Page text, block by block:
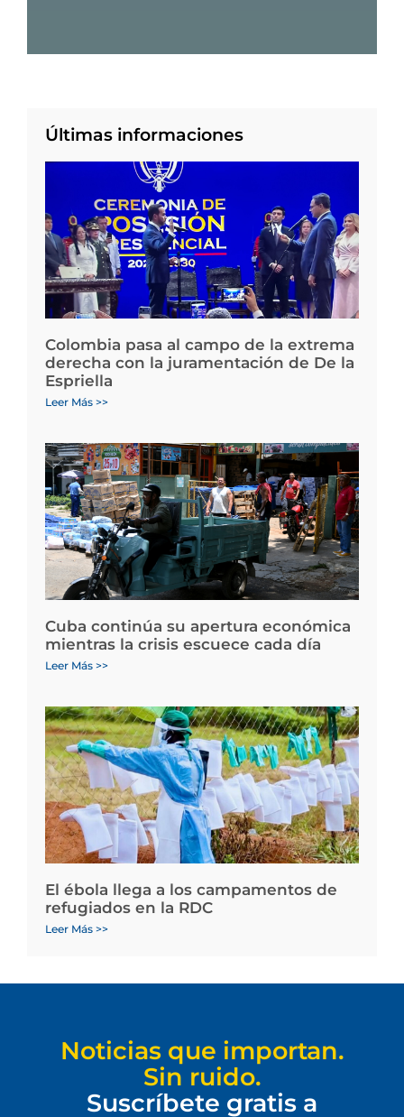
Últimas informaciones
Colombia pasa al campo de la extrema
derecha con la juramentación de De la
Espriella
Leer Más >>
Cuba continúa su apertura económica
mientras la crisis escuece cada día
Leer Más >>
El ébola llega a los campamentos de
refugiados en la RDC
Leer Más >>
Noticias que importan.
Sin ruido.
Suscríbete gratis a